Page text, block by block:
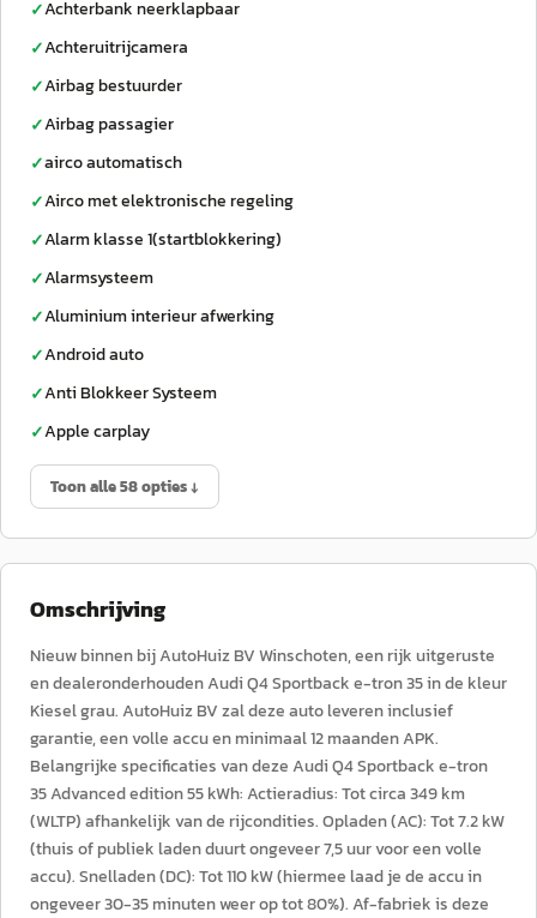
✓Achterbank neerklapbaar
✓Achteruitrijcamera
✓Airbag bestuurder
✓Airbag passagier
✓airco automatisch
✓Airco met elektronische regeling
✓Alarm klasse 1(startblokkering)
✓Alarmsysteem
✓Aluminium interieur afwerking
✓Android auto
✓Anti Blokkeer Systeem
✓Apple carplay
Toon alle 58 opties ↓
Omschrijving
Nieuw binnen bij AutoHuiz BV Winschoten, een rijk uitgeruste
en dealeronderhouden Audi Q4 Sportback e-tron 35 in de kleur
Kiesel grau. AutoHuiz BV zal deze auto leveren inclusief
garantie, een volle accu en minimaal 12 maanden APK.
Belangrijke specificaties van deze Audi Q4 Sportback e-tron
35 Advanced edition 55 kWh: Actieradius: Tot circa 349 km
(WLTP) afhankelijk van de rijcondities. Opladen (AC): Tot 7.2 kW
(thuis of publiek laden duurt ongeveer 7,5 uur voor een volle
accu). Snelladen (DC): Tot 110 kW (hiermee laad je de accu in
ongeveer 30-35 minuten weer op tot 80%). Af-fabriek is deze